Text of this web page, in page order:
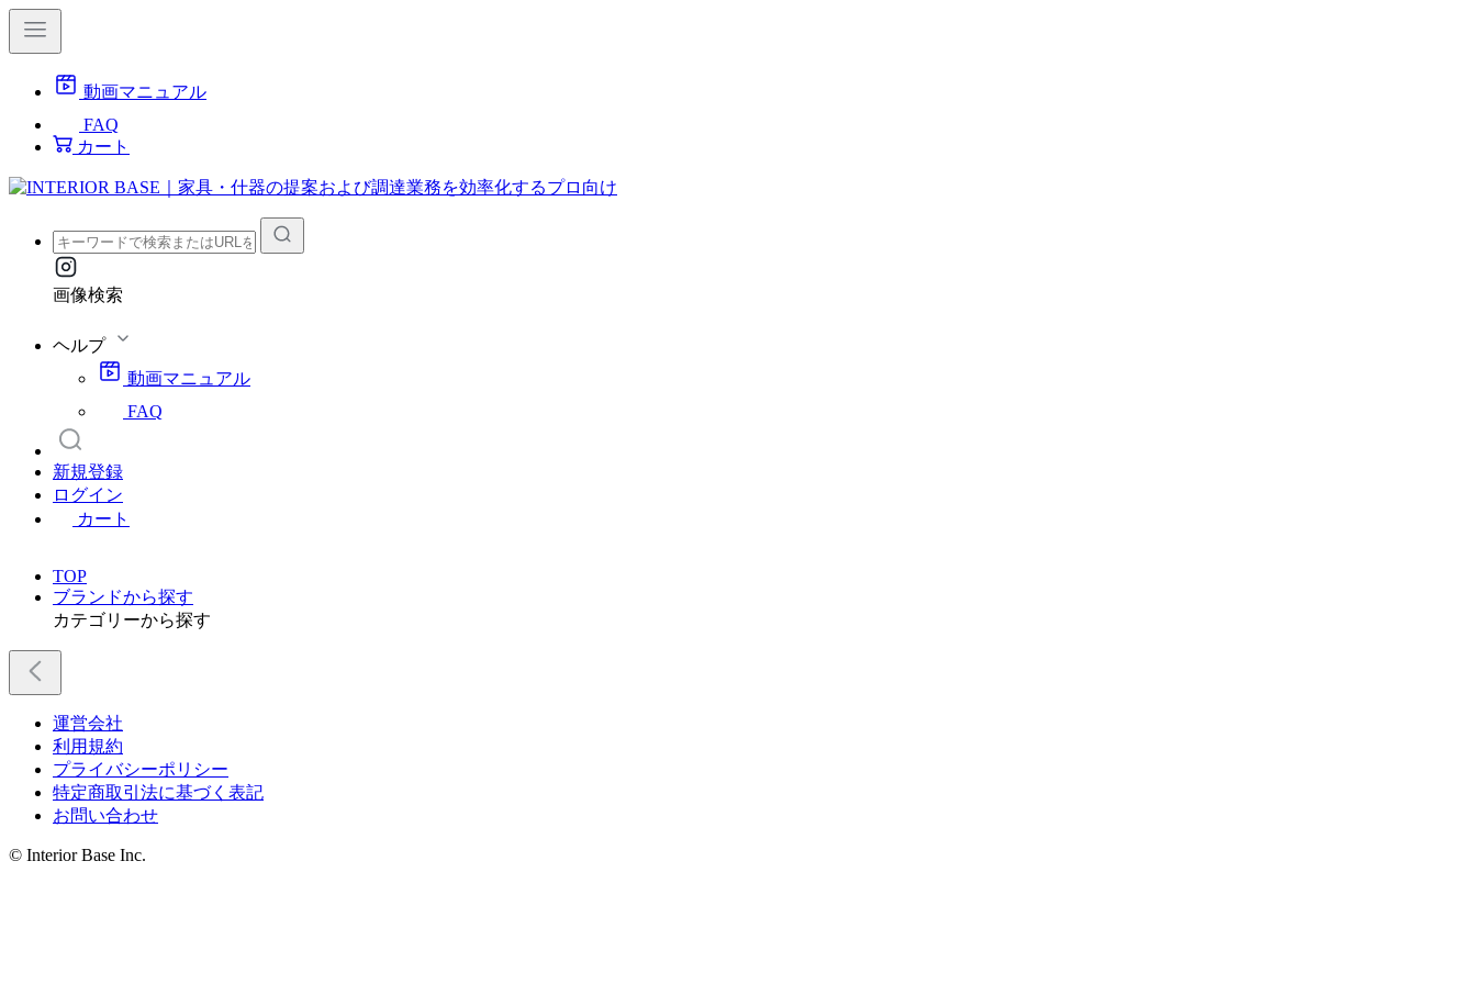
動画マニュアル
FAQ
カート
画像検索
ヘルプ
動画マニュアル
FAQ
新規登録
ログイン
カート
TOP
ブランドから探す
カテゴリーから探す
運営会社
利用規約
プライバシーポリシー
特定商取引法に基づく表記
お問い合わせ
© Interior Base Inc.